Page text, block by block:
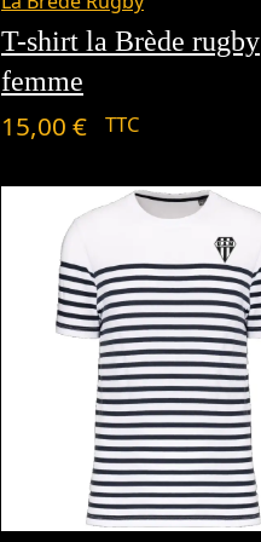
T-shirt la Brède rugby
femme
15,00 € TTC